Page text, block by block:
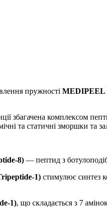
пружності MEDIPEEL
збагачена комплексом
та статичні зморшки та
8) — пептид з
1) стимулює синтез
1), що складається з 7